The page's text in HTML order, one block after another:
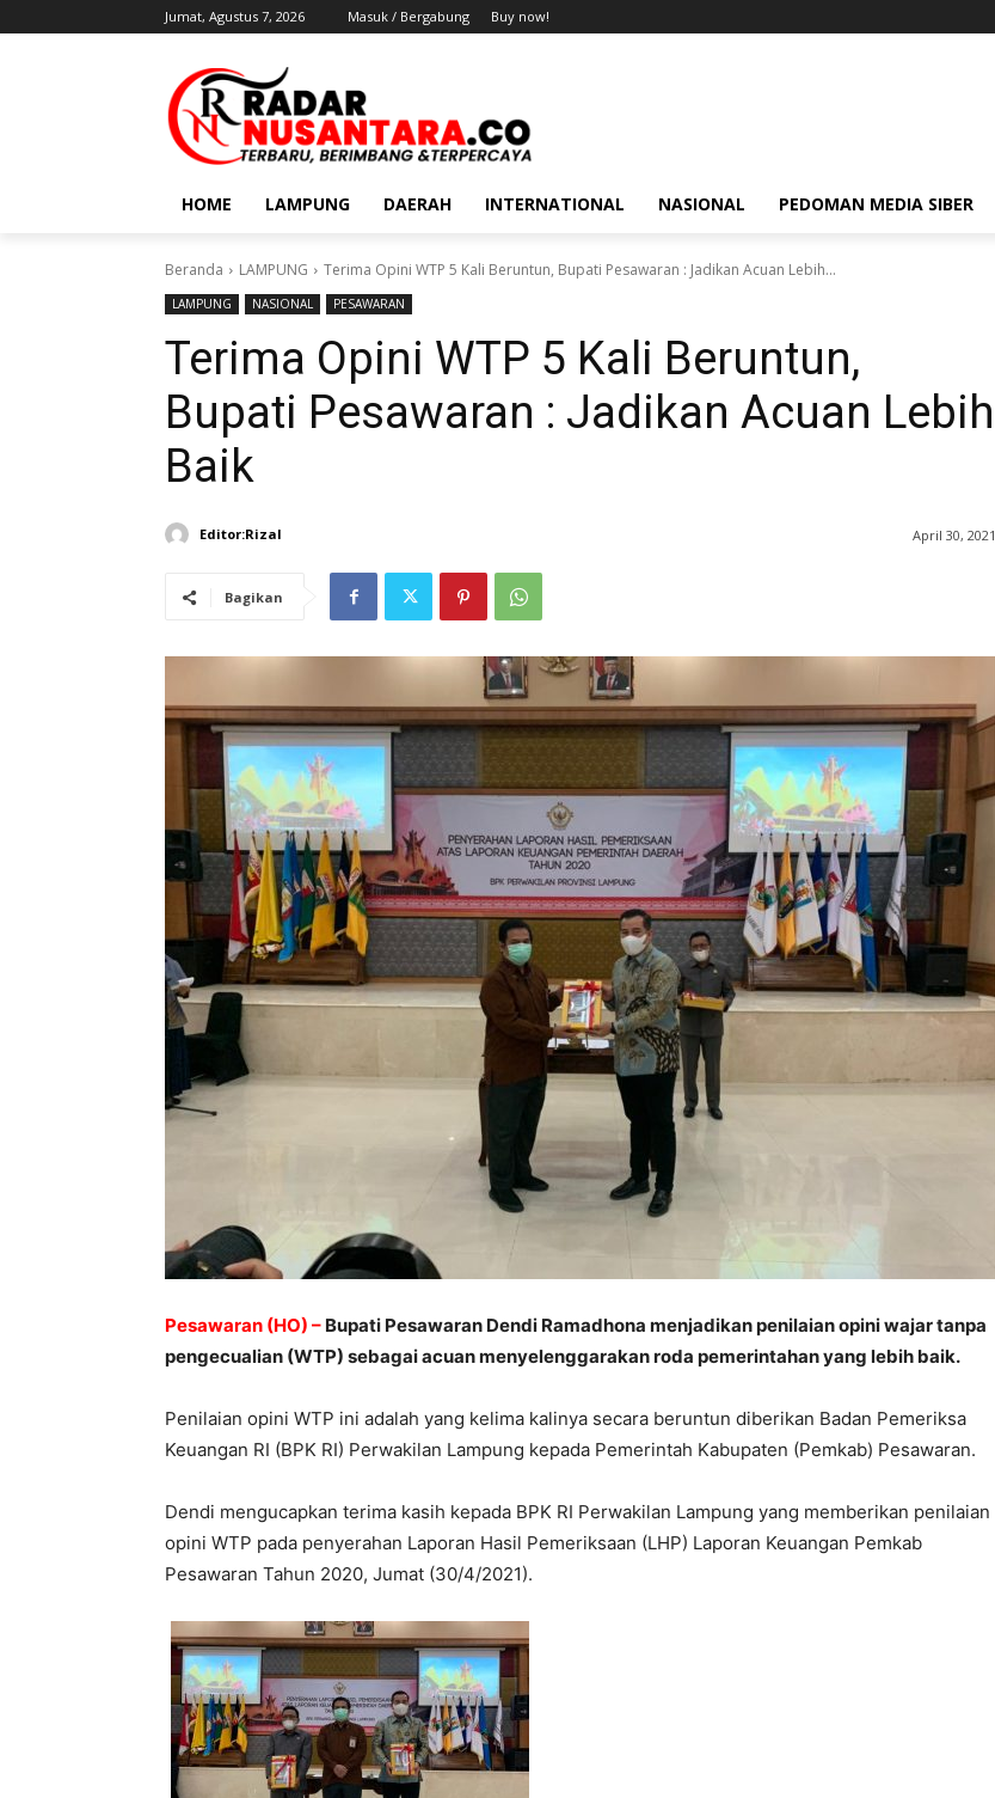
Jumat, Agustus 7, 2026 Masuk / Bergabung Buy now!
HOME LAMPUNG DAERAH INTERNATIONAL NASIONAL PEDOMAN MEDIA SIBER
Beranda LAMPUNG Terima Opini WTP 5 Kali Beruntun, Bupati Pesawaran : Jadikan Acuan Lebih...
LAMPUNG NASIONAL PESAWARAN
Terima Opini WTP 5 Kali Beruntun,
Bupati Pesawaran : Jadikan Acuan Lebih
Baik
Editor:Rizal April 30, 2021
Bagikan
Pesawaran (HO) – Bupati Pesawaran Dendi Ramadhona menjadikan penilaian opini wajar tanpa
pengecualian (WTP) sebagai acuan menyelenggarakan roda pemerintahan yang lebih baik.
Penilaian opini WTP ini adalah yang kelima kalinya secara beruntun diberikan Badan Pemeriksa
Keuangan RI (BPK RI) Perwakilan Lampung kepada Pemerintah Kabupaten (Pemkab) Pesawaran.
Dendi mengucapkan terima kasih kepada BPK RI Perwakilan Lampung yang memberikan penilaian
opini WTP pada penyerahan Laporan Hasil Pemeriksaan (LHP) Laporan Keuangan Pemkab
Pesawaran Tahun 2020, Jumat (30/4/2021).